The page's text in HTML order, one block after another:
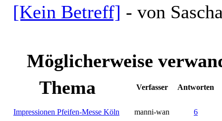
[Kein Betreff] - von
Möglicherweise
Thema
Verfasser Antworten
Impressionen Pfeifen-Messe Köln manni-wan 6